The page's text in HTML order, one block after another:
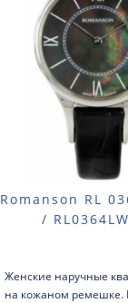
Romanson RL
/
Женские наручные
на кожаном ремешке.